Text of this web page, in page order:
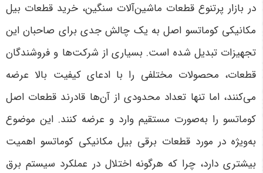
در بازار پرتنوع قطعات ماشین‌آلات سنگین، خرید قطعات بیل
مکانیکی کوماتسو اصل به یک چالش جدی برای صاحبان این
تجهیزات تبدیل شده است. بسیاری از شرکت‌ها و فروشندگان
قطعات، محصولات مختلفی را با ادعای کیفیت بالا عرضه
می‌کنند، اما تنها تعداد محدودی از آن‌ها قادرند قطعات اصل
کوماتسو را به‌صورت مستقیم وارد و عرضه کنند. این موضوع
به‌ویژه در مورد قطعات برقی بیل مکانیکی کوماتسو اهمیت
بیشتری دارد، چرا که هرگونه اختلال در عملکرد سیستم برق